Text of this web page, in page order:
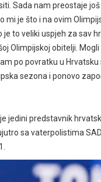
Sada nam preostaje
mi je što i na ovim
to veliki uspjeh za sav
Olimpijskoj obitelji.
po povratku u
sezona i ponovo
jedini predstavnik
sa vaterpolistima